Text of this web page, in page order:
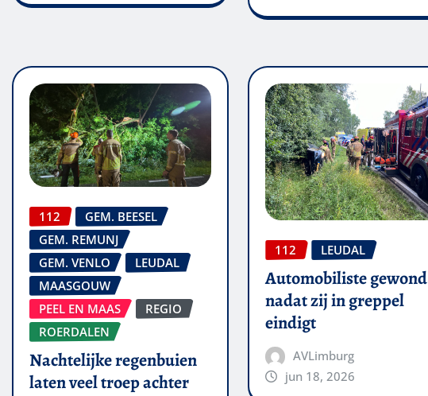
112
GEM. BEESEL
GEM. REMUNJ
GEM. VENLO
LEUDAL
MAASGOUW
PEEL EN MAAS
REGIO
ROERDALEN
Nachtelijke regenbuien
laten veel troep achter
112 LEUDAL
Automobiliste gewond
nadat zij in greppel
eindigt
AVLimburg
jun 18, 2026